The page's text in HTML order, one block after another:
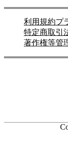
利用規約プ
特定商取引
著作権等管